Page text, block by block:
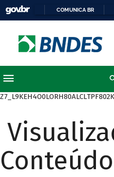
COMUNICA BR